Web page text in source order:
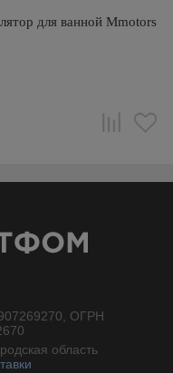
для ванной Mmotors
ОГРН
область